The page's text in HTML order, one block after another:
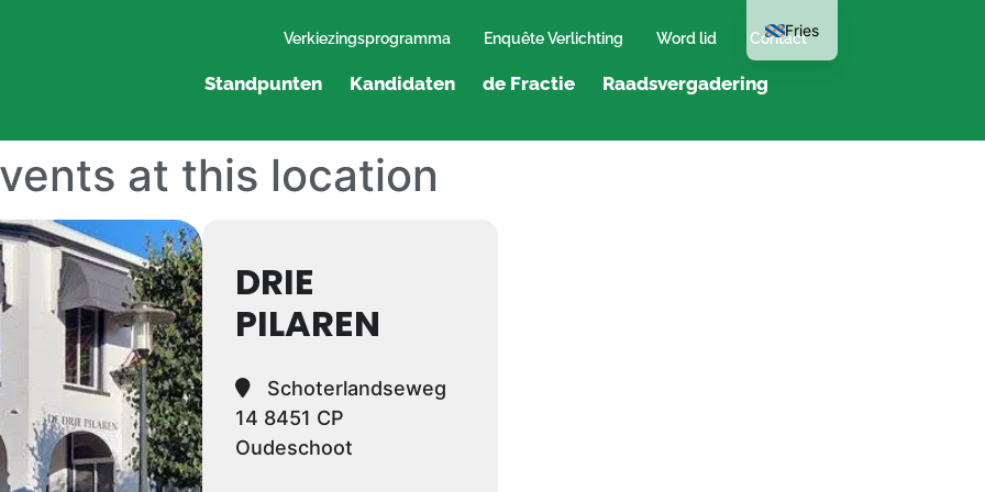
Verkiezingsprogramma Enquête Verlichting Word lid Contact
Standpunten Kandidaten de Fractie Raadsvergadering
at this location
DRIE
PILAREN
Schoterlandseweg
14 8451 CP
Oudeschoot
Fries